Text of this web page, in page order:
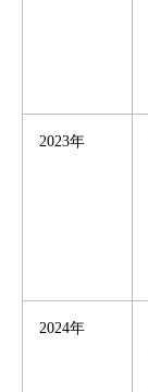
2023年
2024年